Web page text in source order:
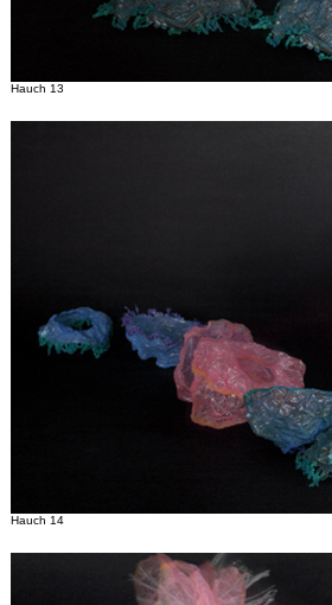
Hauch 13
Hauch 14